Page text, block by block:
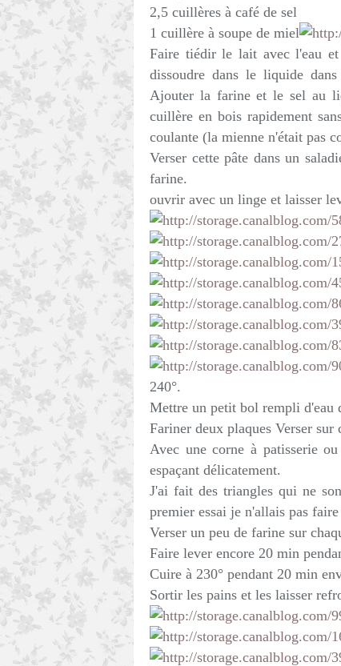
2,5 cuillères à café de sel
1 cuillère à soupe de miel
Faire tiédir le lait avec l'eau
dissoudre dans le liquide
Ajouter la farine et le sel au
cuillère en bois rapidement
coulante (la mienne n'était pas
Verser cette pâte dans un
farine.
ouvrir avec un linge et laisser
240°.
Mettre un petit bol rempli d'eau
Fariner deux plaques Verser
Avec une corne à patisserie
espaçant délicatement.
J'ai fait des triangles qui ne
premier essai je n'allais pas
Verser un peu de farine sur
Faire lever encore 20 min
Cuire à 230° pendant 20 min
Sortir les pains et les laisser